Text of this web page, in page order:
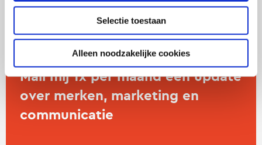
Selectie toestaan
Alleen noodzakelijke cookies
Mail mij 1x per maand een update
over merken, marketing en
communicatie